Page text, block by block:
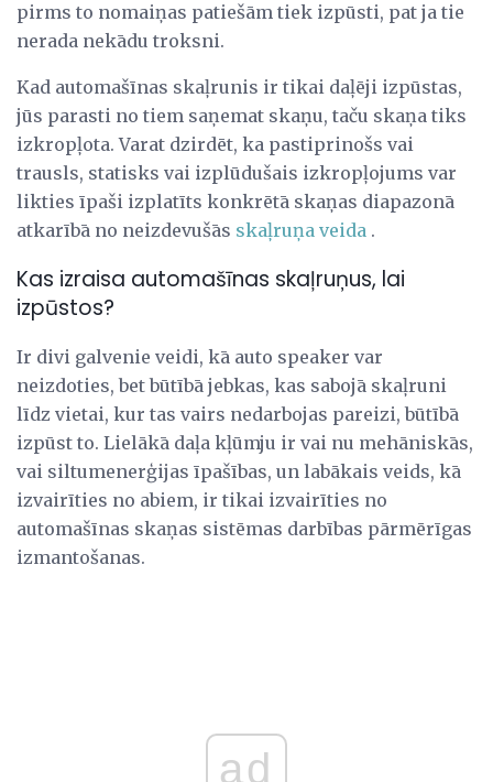
pirms to nomaiņas patiešām tiek izpūsti, pat ja tie
nerada nekādu troksni.
Kad automašīnas skaļrunis ir tikai daļēji izpūstas,
jūs parasti no tiem saņemat skaņu, taču skaņa tiks
izkropļota. Varat dzirdēt, ka pastiprinošs vai
trausls, statisks vai izplūdušais izkropļojums var
likties īpaši izplatīts konkrētā skaņas diapazonā
atkarībā no neizdevušās skaļruņa veida .
Kas izraisa automašīnas skaļruņus, lai
izpūstos?
Ir divi galvenie veidi, kā auto speaker var
neizdoties, bet būtībā jebkas, kas sabojā skaļruni
līdz vietai, kur tas vairs nedarbojas pareizi, būtībā
izpūst to. Lielākā daļa kļūmju ir vai nu mehāniskās,
vai siltumenerģijas īpašības, un labākais veids, kā
izvairīties no abiem, ir tikai izvairīties no
automašīnas skaņas sistēmas darbības pārmērīgas
izmantošanas.
ad